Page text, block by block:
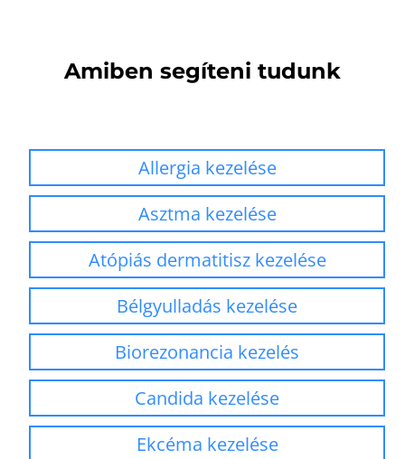
Amiben segíteni tudunk
Allergia kezelése
Asztma kezelése
Atópiás dermatitisz kezelése
Bélgyulladás kezelése
Biorezonancia kezelés
Candida kezelése
Ekcéma kezelése